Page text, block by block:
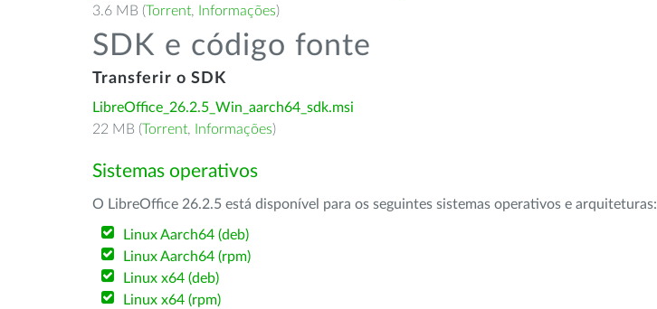
3.6 MB (Torrent, Informações)
SDK e código fonte
Transferir o SDK
LibreOffice_26.2.5_Win_aarch64_sdk.msi
22 MB (Torrent, Informações)
Sistemas operativos
O LibreOffice 26.2.5 está disponível para os seguintes sistemas operativos e arquiteturas:
Linux Aarch64 (deb)
Linux Aarch64 (rpm)
Linux x64 (deb)
Linux x64 (rpm)